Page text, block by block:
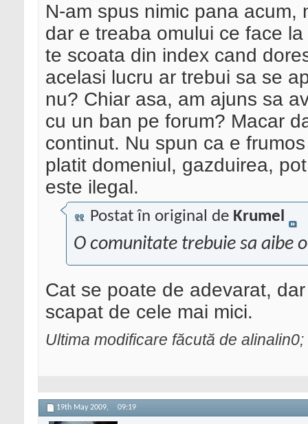
N-am spus nimic pana acum,
dar e treaba omului ce face
te scoata din index cand
acelasi lucru ar trebui sa se
nu? Chiar asa, am ajuns sa
cu un ban pe forum? Macar
continut. Nu spun ca e
platit domeniul, gazduirea,
este ilegal.
Postat în original de Krumel
O comunitate trebuie sa aibe
Cat se poate de adevarat,
scapat de cele mai mici.
Ultima modificare făcută de
19th May 2009, 09:19